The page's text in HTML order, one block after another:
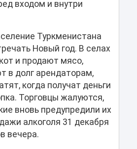
входом и внутри
Туркменистана
Новый год. В селах
и продают мясо,
в долг арендаторам,
когда получат деньги
Торговцы жалуются,
вновь предупредили их
алкоголя 31 декабря
вечера.